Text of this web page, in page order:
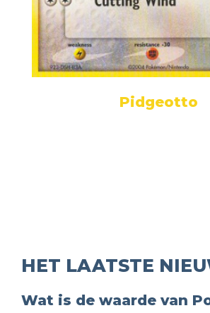
Pidgeotto
HET LAATSTE
Wat is de waarde van